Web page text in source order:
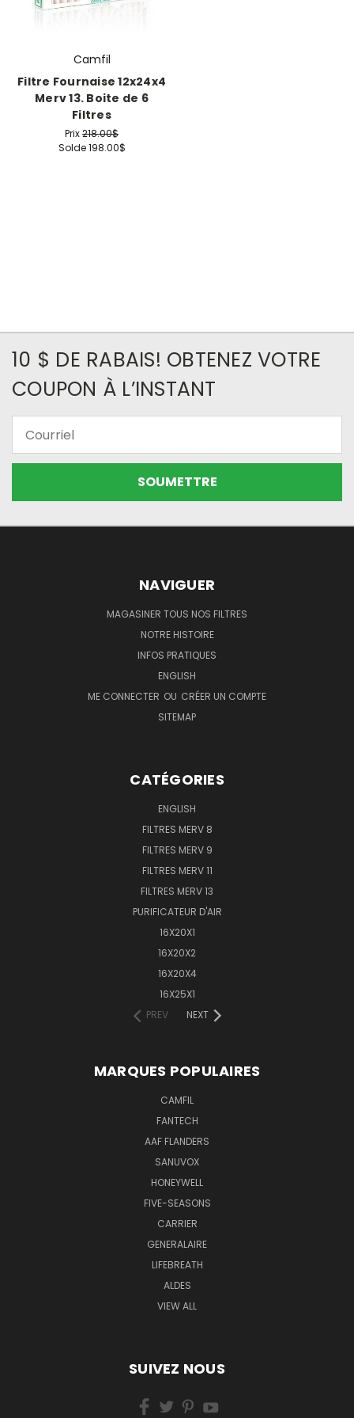
Camfil
Filtre Fournaise 12x24x4
Merv 13. Boite de 6
Filtres
Prix218.00$
Solde198.00$
10 $ DE RABAIS! OBTENEZ VOTRE
COUPON À L’INSTANT
NAVIGUER
MAGASINER TOUS NOS FILTRES
NOTRE HISTOIRE
INFOS PRATIQUES
ENGLISH
ME CONNECTER OU CRÉER UN COMPTE
SITEMAP
CATÉGORIES
ENGLISH
FILTRES MERV 8
FILTRES MERV 9
FILTRES MERV 11
FILTRES MERV 13
PURIFICATEUR D'AIR
16X20X1
16X20X2
16X20X4
16X25X1
PREV
NEXT
MARQUES POPULAIRES
CAMFIL
FANTECH
AAF FLANDERS
SANUVOX
HONEYWELL
FIVE-SEASONS
CARRIER
GENERALAIRE
LIFEBREATH
ALDES
VIEW ALL
SUIVEZ NOUS